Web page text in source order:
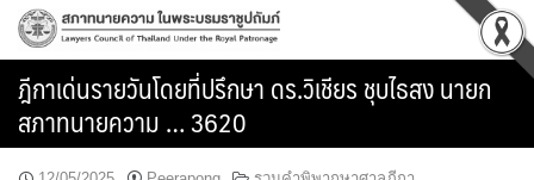
Skip
content
ฎีกาเด่นรายวันโดยที่ปรึกษา ดร.วิเชียร ชุบไธสง นายก
สภาทนายความ … 3620